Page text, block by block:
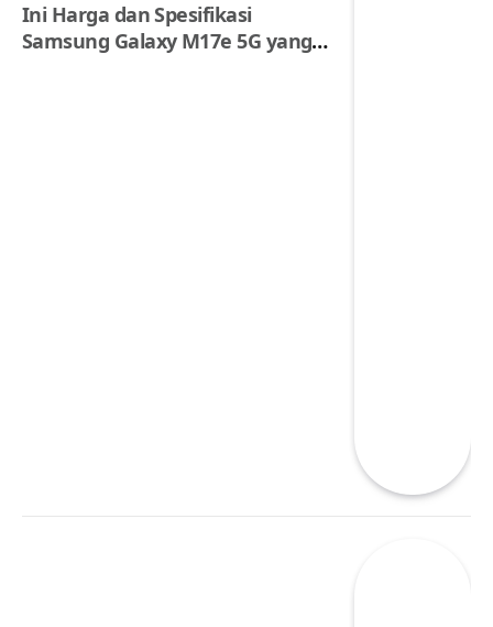
Ini Harga dan Spesifikasi
Samsung Galaxy M17e 5G yang